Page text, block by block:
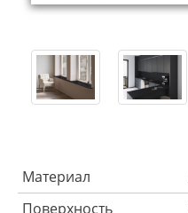
Материал
Поверхность